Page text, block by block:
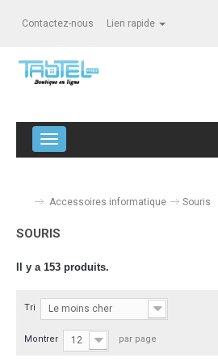
Contactez-nous Lien rapide
Navigation bascule
Accessoires informatique Souris
SOURIS
Il y a 153 produits.
Tri Le moins cher
Montrer 12 par page